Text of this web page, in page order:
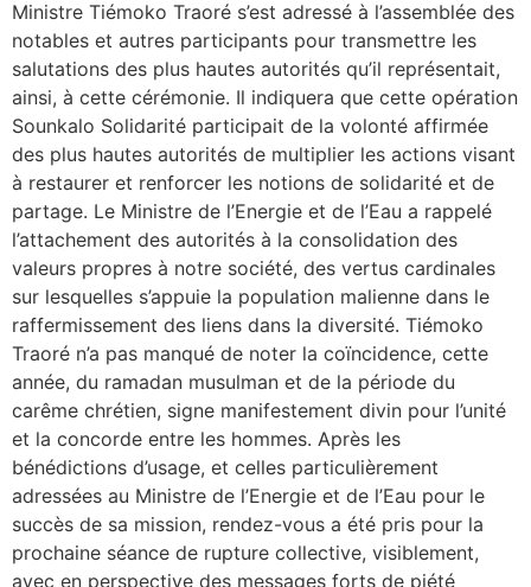
Ministre Tiémoko Traoré s’est adressé à l’assemblée des
notables et autres participants pour transmettre les
salutations des plus hautes autorités qu’il représentait,
ainsi, à cette cérémonie. Il indiquera que cette opération
Sounkalo Solidarité participait de la volonté affirmée
des plus hautes autorités de multiplier les actions visant
à restaurer et renforcer les notions de solidarité et de
partage. Le Ministre de l’Energie et de l’Eau a rappelé
l’attachement des autorités à la consolidation des
valeurs propres à notre société, des vertus cardinales
sur lesquelles s’appuie la population malienne dans le
raffermissement des liens dans la diversité. Tiémoko
Traoré n’a pas manqué de noter la coïncidence, cette
année, du ramadan musulman et de la période du
carême chrétien, signe manifestement divin pour l’unité
et la concorde entre les hommes. Après les
bénédictions d’usage, et celles particulièrement
adressées au Ministre de l’Energie et de l’Eau pour le
succès de sa mission, rendez-vous a été pris pour la
prochaine séance de rupture collective, visiblement,
avec en perspective des messages forts de piété